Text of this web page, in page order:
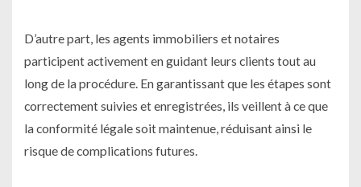
D’autre part, les agents immobiliers et notaires
participent activement en guidant leurs clients tout au
long de la procédure. En garantissant que les étapes sont
correctement suivies et enregistrées, ils veillent à ce que
la conformité légale soit maintenue, réduisant ainsi le
risque de complications futures.